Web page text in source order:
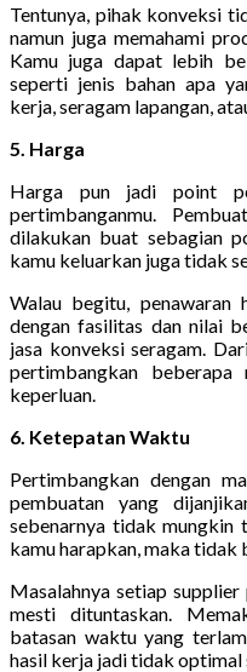
Tentunya, pihak konveksi
namun juga memahami
Kamu juga dapat lebih
seperti jenis bahan apa
kerja, seragam lapangan,
5. Harga
Harga pun jadi point
pertimbanganmu.
dilakukan buat sebagian
kamu keluarkan juga tidak
Walau begitu, penawaran
dengan fasilitas dan nilai
jasa konveksi seragam.
pertimbangkan
keperluan.
6. Ketepatan Waktu
Pertimbangkan dengan
pembuatan yang
sebenarnya tidak mungkin
kamu harapkan, maka tidak
Masalahnya setiap supplier
mesti dituntaskan.
batasan waktu yang
hasil kerja jadi tidak optimal